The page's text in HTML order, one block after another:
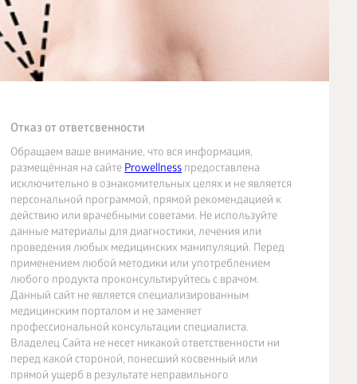
Отказ от ответсвенности
Обращаем ваше внимание, что вся информация,
размещённая на сайтеProwellnessпредоставлена
исключительно в ознакомительных целях и не является
персональной программой, прямой рекомендацией к
действию или врачебными советами. Не используйте
данные материалы для диагностики, лечения или
проведения любых медицинских манипуляций. Перед
применением любой методики или употреблением
любого продукта проконсультируйтесь с врачом.
Данный сайт не является специализированным
медицинским порталом и не заменяет
профессиональной консультации специалиста.
Владелец Сайта не несет никакой ответственности ни
перед какой стороной, понесший косвенный или
прямой ущерб в результате неправильного